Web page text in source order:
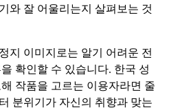
와 잘 어울리는지 살펴보는 것
지 이미지로는 알기 어려운 전
확인할 수 있습니다. 한국 성
작품을 고르는 이용자라면 줄
분위기가 자신의 취향과 맞는